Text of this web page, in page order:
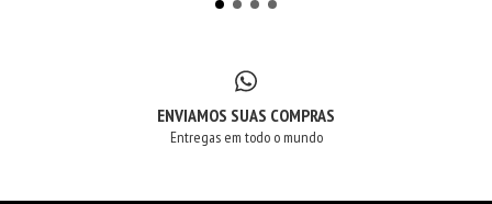
ENVIAMOS SUAS COMPRAS
Entregas em todo o mundo